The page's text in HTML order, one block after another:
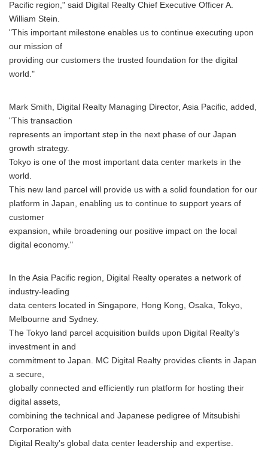
Pacific region," said Digital Realty Chief Executive Officer A.
William Stein.
"This important milestone enables us to continue executing upon
our mission of
providing our customers the trusted foundation for the digital
world."
Mark Smith, Digital Realty Managing Director, Asia Pacific, added,
"This transaction
represents an important step in the next phase of our Japan
growth strategy.
Tokyo is one of the most important data center markets in the
world.
This new land parcel will provide us with a solid foundation for our
platform in Japan, enabling us to continue to support years of
customer
expansion, while broadening our positive impact on the local
digital economy."
In the Asia Pacific region, Digital Realty operates a network of
industry-leading
data centers located in Singapore, Hong Kong, Osaka, Tokyo,
Melbourne and Sydney.
The Tokyo land parcel acquisition builds upon Digital Realty's
investment in and
commitment to Japan. MC Digital Realty provides clients in Japan
a secure,
globally connected and efficiently run platform for hosting their
digital assets,
combining the technical and Japanese pedigree of Mitsubishi
Corporation with
Digital Realty's global data center leadership and expertise.